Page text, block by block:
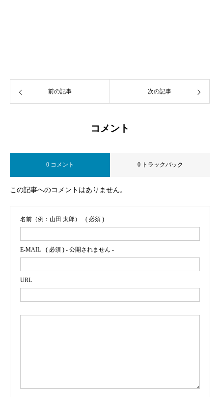
前の記事 次の記事
コメント
0 コメント 0 トラックバック
この記事へのコメントはありません。
名前（例：山田 太郎） ( 必須 )
E-MAIL ( 必須 ) - 公開されません -
URL